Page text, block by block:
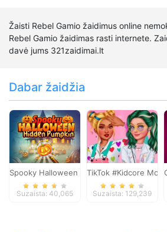
Žaisti Rebel Gamio žaidimus online
Rebel Gamio žaidimas rasti internete.
davė jums 321zaidimai.lt
Dabar žaidžia
Spooky Halloween Hidden Pumpkin
Suzaista: 40,065
TikTok #Kidcore
Suzaista: 129,239